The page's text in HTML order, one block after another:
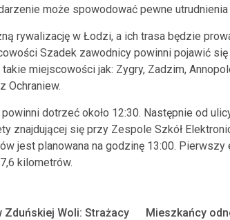
może spowodować pewne utrudnienia
rywalizację w Łodzi, a ich trasa będzie
Szadek zawodnicy powinni pojawić się
miejscowości jak: Zygry, Zadzim,
Ochraniew.
dotrzeć około 12:30. Następnie od
znajdującej się przy Zespole Szkół
jest planowana na godzinę 13:00.
kilometrów.
Woli: Strażacy
Mieszkańcy